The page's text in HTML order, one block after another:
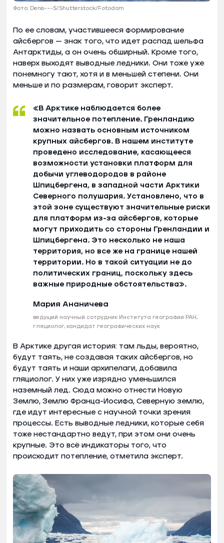
Фото: Denis---S/Shutterstock/Fotodom
По ее словам, участившееся формирование
айсбергов — знак того, что идет распад шельфа
Антарктиды, а он очень обширный. Кроме того,
наверх выходят выводные ледники. Они тоже уже
понемногу тают, хотя и в меньшей степени. Они
меньше и по размерам, говорит эксперт.
«В Арктике наблюдается более
значительное потепление. Гренландию
можно назвать основным источником
крупных айсбергов. В нашем институте
проведено исследование, касающееся
возможности установки платформ для
добычи углеводородов в районе
Шпицбергена, в западной части Арктики
Северного полушария. Установлено, что в
этой зоне существуют значительные риски
для платформ из-за айсбергов, которые
могут приходить со стороны Гренландии и
Шпицбергена. Это несколько не наша
территория, но все же на границе нашей
территории. Но в такой ситуации не до
политических границ, поскольку здесь
важные природные обстоятельства».
Мария Ананичева
ведущий научный сотрудник Института географии РАН,
гляциолог, кандидат географических наук
В Арктике другая история: там льды, вероятно,
будут таять, не создавая таких айсбергов, но
будут таять и наши архипелаги, добавила
гляциолог. У них уже изрядно уменьшился
наземный лед. Сюда можно отнести Новую
Землю, Землю Франца-Иосифа, Северную землю,
где идут интересные с научной точки зрения
процессы. Есть выводные ледники, которые себя
тоже нестандартно ведут, при этом они очень
крупные. Это всё индикаторы того, что
происходит потепление, отметила эксперт.